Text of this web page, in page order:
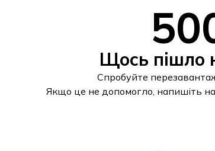
Щось пішло
Спробуйте
Якщо це не допомогло, напишіть